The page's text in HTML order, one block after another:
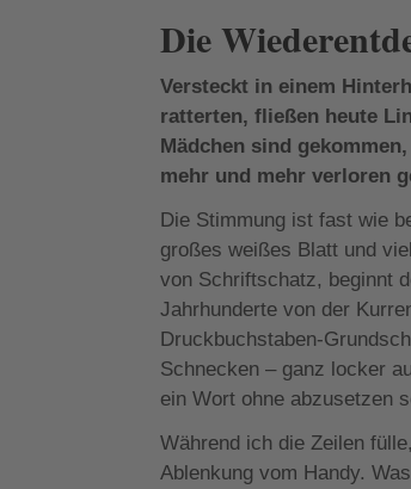
Die
Versteckt in einem
ratterten, fließen heute
Mädchen sind
mehr und mehr verloren
Die Stimmung ist fast wie
großes weißes Blatt und
von Schriftschatz, beginnt
Jahrhunderte von der
Druckbuchstaben-
Schnecken – ganz locker
ein Wort ohne abzusetzen
Während ich die Zeilen
Ablenkung vom Handy.